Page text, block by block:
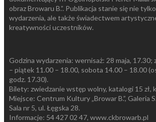
obraz Browaru B.”. Publikacja stanie się nie
wydarzenia, ale także świadectwem
kreatywności uczestników.
Godzina wydarzenia: wernisaż: 28 maja,
– piątek 11.00 – 18.00, sobota 14.00 – 18.00
godz. 17.30).
Bilety: zwiedzanie wstęp wolny, katalogi 15 zł,
Miejsce: Centrum Kultury „Browar B.”, Galeria
Sala nr 5, ul. Łęgska 28.
Informacje: 54 427 02 47, www.ckbrowarb.pl